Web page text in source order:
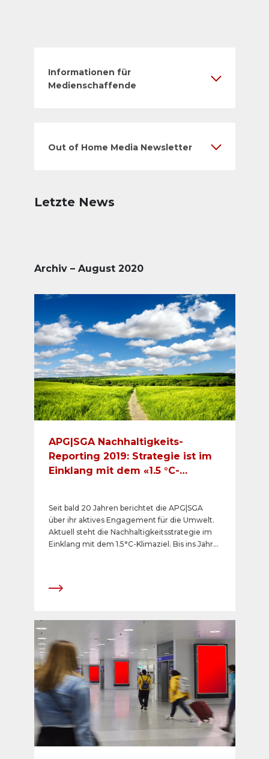
Informationen für
Medienschaffende
Out of Home Media Newsletter
Letzte News
Archiv – August 2020
APG|SGA Nachhaltigkeits-
Reporting 2019: Strategie ist im
Einklang mit dem «1.5 °C-
Seit bald 20 Jahren berichtet die APG|SGA
über ihr aktives Engagement für die Umwelt.
Aktuell steht die Nachhaltigkeitsstrategie im
Einklang mit dem 1.5°C-Klimaziel. Bis ins Jahr
an und will bis 2035 «Netto 0» erreichen. Das
ökonomischen Leistungen des Unternehmens
für das vergangene Jahr aus.